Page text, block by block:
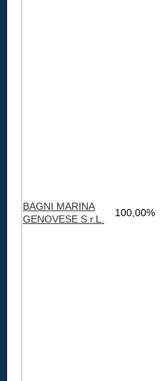
BAGNI MARINA
GENOVESE S.r.L.
100,00%